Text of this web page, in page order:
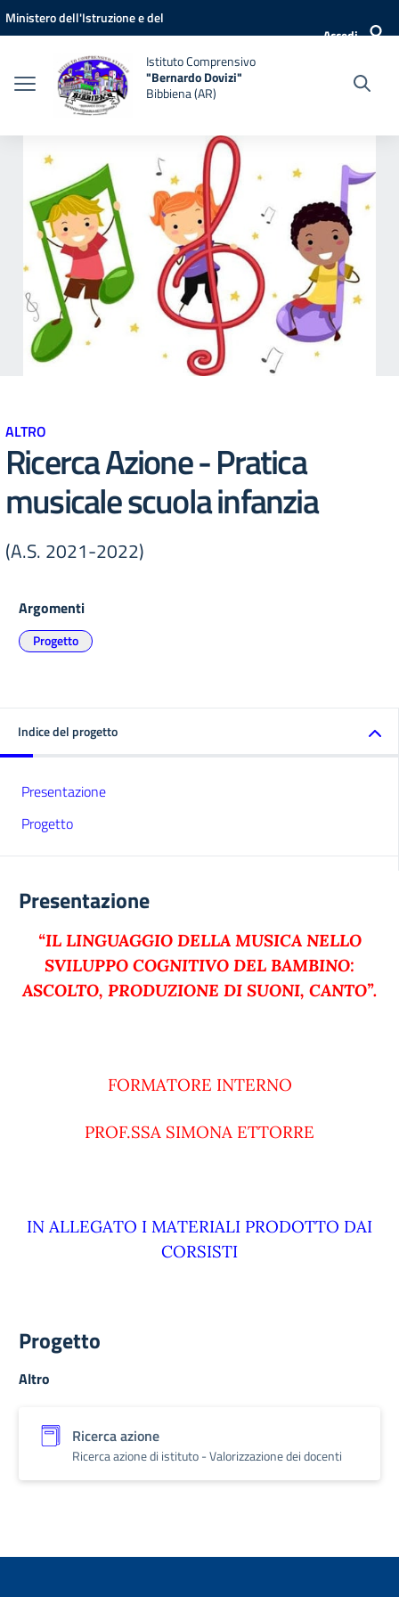
Vai ai contenuti
Vai al menu di navigazione
Vai al footer
Ministero dell'Istruzione e del
Accedi
Istituto Comprensivo
"Bernardo Dovizi"
Bibbiena (AR)
ALTRO
Ricerca Azione - Pratica
musicale scuola infanzia
(A.S. 2021-2022)
Argomenti
Progetto
Indice del progetto
Presentazione
Progetto
Presentazione
“IL LINGUAGGIO DELLA MUSICA NELLO
SVILUPPO COGNITIVO DEL BAMBINO:
ASCOLTO, PRODUZIONE DI SUONI, CANTO”.
FORMATORE INTERNO
PROF.SSA SIMONA ETTORRE
IN ALLEGATO I MATERIALI PRODOTTO DAI
CORSISTI
Progetto
Altro
Ricerca azione
Ricerca azione di istituto - Valorizzazione dei docenti